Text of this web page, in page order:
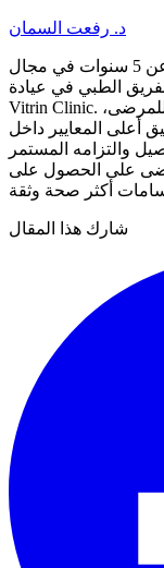
د. رفعت السمان
يتمتع الدكتور رفعت السمان بخبرة تزيد عن 5 سنوات في مجال
الطبي في عيادة
Vitrin Clinic. يكرّس جهوده لتقديم رعاية استثنائية للمرضى،
أعلى المعايير داخل
والتزامه المستمر
على الحصول على
أكثر صحة وثقة
شارك هذا المقال